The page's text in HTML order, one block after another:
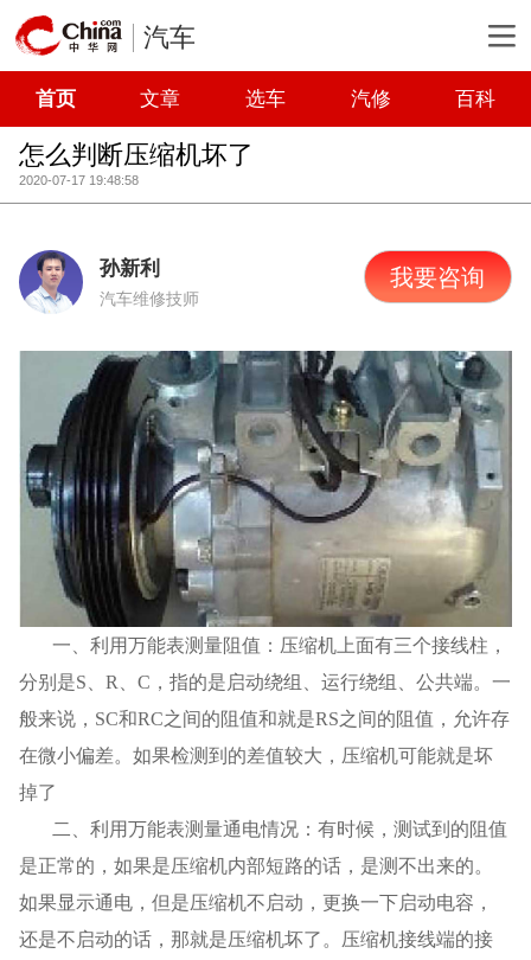
汽车
首页 文章 选车 汽修 百科
怎么判断压缩机坏了
2020-07-17 19:48:58
孙新利
汽车维修技师
我要咨询
一、利用万能表测量阻值：压缩机上面有三个接线柱，
分别是S、R、C，指的是启动绕组、运行绕组、公共端。一
般来说，SC和RC之间的阻值和就是RS之间的阻值，允许存
在微小偏差。如果检测到的差值较大，压缩机可能就是坏
掉了
二、利用万能表测量通电情况：有时候，测试到的阻值
是正常的，如果是压缩机内部短路的话，是测不出来的。
如果显示通电，但是压缩机不启动，更换一下启动电容，
还是不启动的话，那就是压缩机坏了。压缩机接线端的接